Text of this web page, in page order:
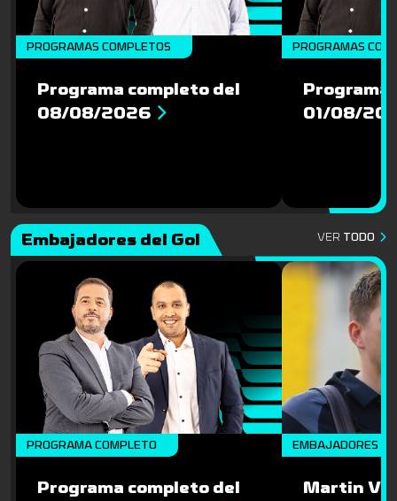
PROGRAMAS COMPLETOS
Programa completo del
08/08/2026
PROGRAMAS
Programa
01/08/
Embajadores del Gol VER TODO
PROGRAMA COMPLETO
Programa completo del
EMBAJADORES
Martin